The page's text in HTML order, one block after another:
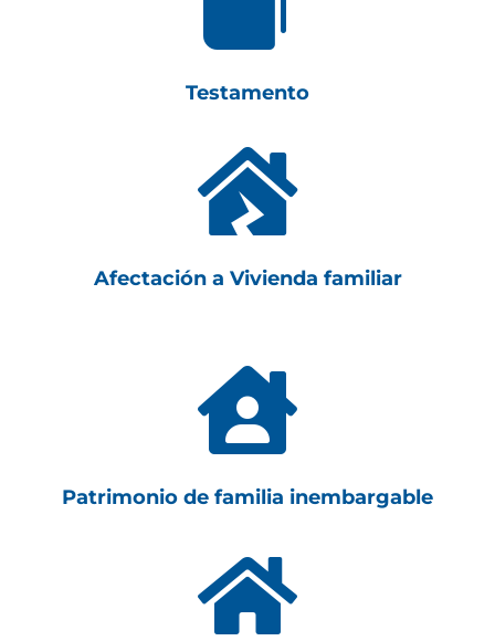
Testamento

Afectación a Vivienda familiar

Patrimonio de familia inembargable
